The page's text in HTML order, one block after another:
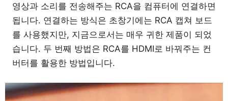
영상과 소리를 전송해주는 RCA을 컴퓨터에 연결하면
됩니다. 연결하는 방식은 초창기에는 RCA 캡쳐 보드
를 사용했지만, 지금으로서는 매우 귀한 제품이 되었
습니다. 두 번째 방법은 RCA를 HDMI로 바꿔주는 컨
버터를 활용한 방법입니다.